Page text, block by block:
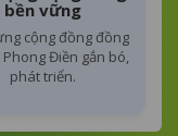
bền vững
cộng đồng đồng
Điền gắn bó,
phát triển.